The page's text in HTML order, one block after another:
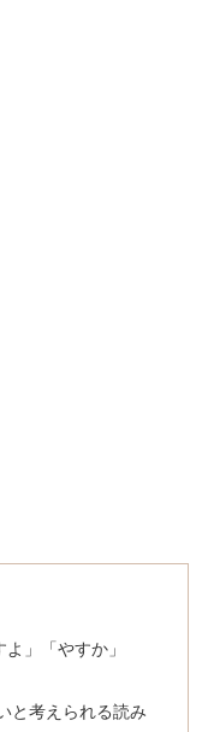
」「やすか」
と考えられる読み